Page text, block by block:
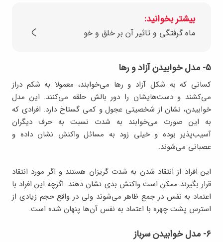
بیشتر بخوانید:
ماه گرفتگی و تاثیر آن بر خلق و خو
۵- مدل خوابیدن آزاد و رها
کسانی که به شکل آزاد و رها می‌خوابند، معمولا به شکم دراز
می‌کشند و دست‌هایشان را دور بالش حلقه می‌کنند. این مدل
خوابیدن، نشان از شخصیتی عجول و کمی گستاخ دارد. افرادی که
به این صورت می‌خوابند به شدت نسبت به حرف دیگران
آسیب‌پذیر بوده و خیلی زود به مسائل واکنش نشان داده و
عصبانی می‌شوند.
این افراد از انتقاد شدن به شدت گریزان هستند و اگر مورد انتقاد
قرار بگیرند ممکن است واکنش بدی نشان دهند. اگرچه این افراد با
اعتماد به نفس در جمع ظاهر می‌شوند ولی در واقع حجم زیادی از
استرس پشت چهره با اعتماد به نفس آن‌ها پنهان شده است.
۶- مدل خوابیدن سرباز